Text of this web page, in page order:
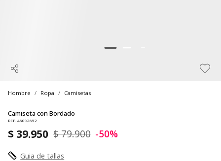
Hombre Ropa Camisetas
Camiseta con Bordado
REF. 45092652
$ 39.950 $ 79.900 -50%
Guia de tallas